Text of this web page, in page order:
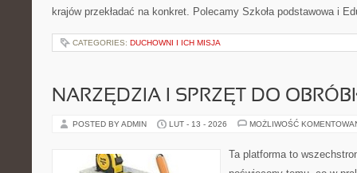
krajów przekładać na konkret. Polecamy Szkoła podstawowa i
CATEGORIES: DUCHOWNI I ICH MISJA
NARZĘDZIA I SPRZĘT DO
POSTED BY ADMIN LUT - 13 - 2026 MOŻLIWOŚĆ
Ta platforma to